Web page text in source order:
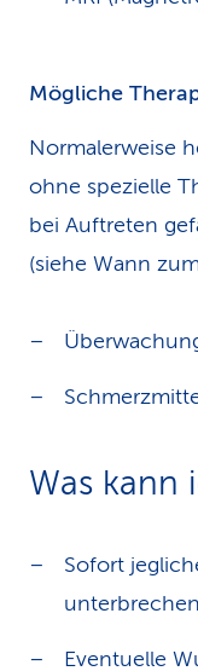
Mögliche
Normalerweise
ohne spezielle
bei Auftreten
(siehe Wann
Was kann
Sofort
unterbrechen
Eventuelle